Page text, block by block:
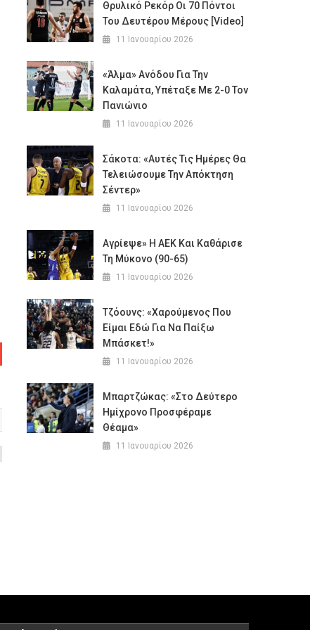
Θρυλικό Ρεκόρ Οι 70 Πόντοι
Του Δευτέρου Μέρους [Video]
11 Ιανουαρίου 2026
«Άλμα» Ανόδου Για Την
Καλαμάτα, Υπέταξε Με 2-0 Τον
Πανιώνιο
11 Ιανουαρίου 2026
Σάκοτα: «Αυτές Τις Ημέρες Θα
Τελειώσουμε Την Απόκτηση
Σέντερ»
11 Ιανουαρίου 2026
Αγρίεψε» Η ΑΕΚ Και Καθάρισε
Τη Μύκονο (90-65)
11 Ιανουαρίου 2026
Τζόουνς: «Χαρούμενος Που
Είμαι Εδώ Για Να Παίξω
Μπάσκετ!»
11 Ιανουαρίου 2026
Μπαρτζώκας: «Στο Δεύτερο
Ημίχρονο Προσφέραμε
Θέαμα»
11 Ιανουαρίου 2026